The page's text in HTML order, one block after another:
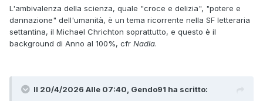
scienza!"
Gendo:"La scienza è la forza dell'uomo."
Fuyutsuki: "Fu quell'arroganza che quindici anni fa
Morto in se stesso.
L'ambivalenza della scienza, quale "croce e delizia", "potere e
dannazione" dell'umanità, è un tema ricorrente nella SF letteraria
settantina, il Michael Chrichton soprattutto, e questo è il
background di Anno al 100%, cfr Nadia.
Il 20/4/2026 Alle 07:40, Gendo91 ha scritto: